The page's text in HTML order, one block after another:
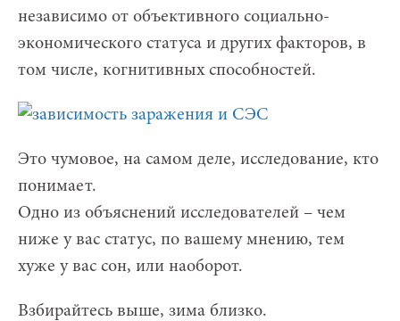
независимо от объективного социально-
экономического статуса и других факторов, в
том числе, когнитивных способностей.
Это чумовое, на самом деле, исследование, кто
понимает.
Одно из объяснений исследователей – чем
ниже у вас статус, по вашему мнению, тем
хуже у вас сон, или наоборот.
Взбирайтесь выше, зима близко.